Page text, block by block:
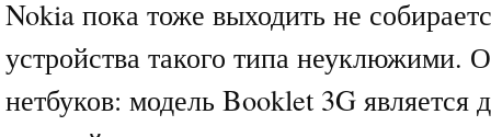
Nokia пока тоже выходить не
устройства такого типа неуклюжими.
нетбуков: модель Booklet 3G является